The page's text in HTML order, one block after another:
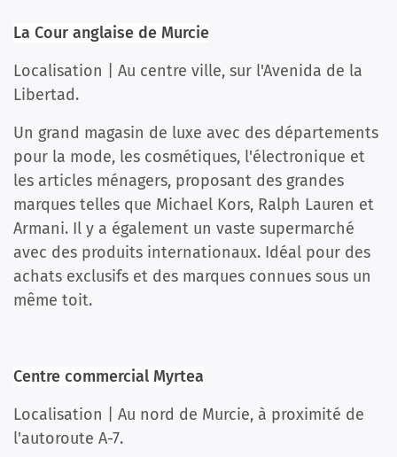
La Cour anglaise de Murcie
Localisation | Au centre ville, sur l'Avenida de la
Libertad.
Un grand magasin de luxe avec des départements
pour la mode, les cosmétiques, l'électronique et
les articles ménagers, proposant des grandes
marques telles que Michael Kors, Ralph Lauren et
Armani. Il y a également un vaste supermarché
avec des produits internationaux. Idéal pour des
achats exclusifs et des marques connues sous un
même toit.
Centre commercial Myrtea
Localisation | Au nord de Murcie, à proximité de
l'autoroute A-7.